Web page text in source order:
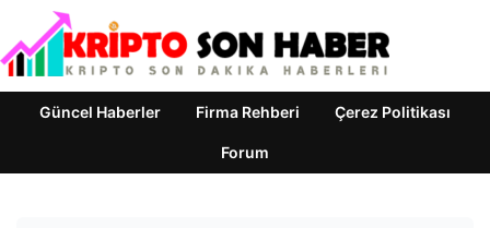
Güncel Haberler Firma Rehberi Çerez Politikası
Forum